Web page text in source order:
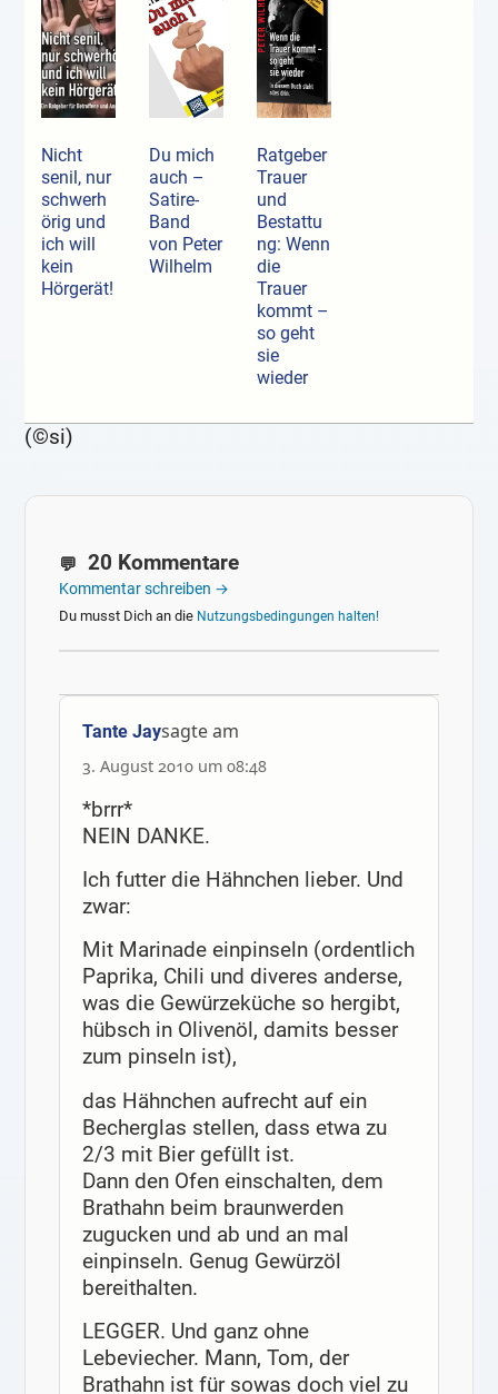
Nicht
senil, nur
schwerh
örig und
ich will
kein
Hörgerät!
Du mich
auch –
Satire-
Band
von Peter
Wilhelm
Ratgeber
Trauer
und
Bestattu
ng: Wenn
die
Trauer
kommt –
so geht
sie
wieder
(©si)
20 Kommentare
Kommentar schreiben →
Du musst Dich an die Nutzungsbedingungen halten!
Tante Jaysagte am
3. August 2010 um 08:48
*brrr*
NEIN DANKE.
Ich futter die Hähnchen lieber. Und
zwar:
Mit Marinade einpinseln (ordentlich
Paprika, Chili und diveres anderse,
was die Gewürzeküche so hergibt,
hübsch in Olivenöl, damits besser
zum pinseln ist),
das Hähnchen aufrecht auf ein
Becherglas stellen, dass etwa zu
2/3 mit Bier gefüllt ist.
Dann den Ofen einschalten, dem
Brathahn beim braunwerden
zugucken und ab und an mal
einpinseln. Genug Gewürzöl
bereithalten.
LEGGER. Und ganz ohne
Lebeviecher. Mann, Tom, der
Brathahn ist für sowas doch viel zu